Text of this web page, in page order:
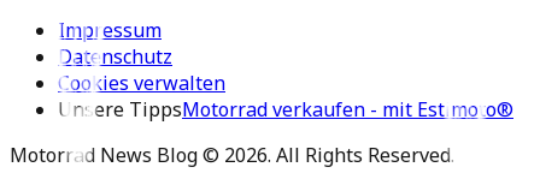
Impressum
Datenschutz
Cookies verwalten
Unsere TippsMotorrad verkaufen - mit Estimoto®
Motorrad News Blog © 2026. All Rights Reserved.